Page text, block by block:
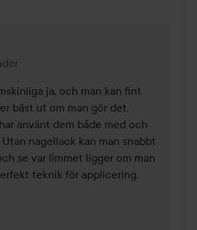
lades 9 månader
ja, och man kan fint
bäst ut om man gör det,
använt dem både med och
nagellack kan man snabbt
se var limmet ligger om man
teknik för applicering.